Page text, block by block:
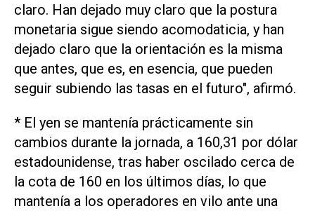
claro. Han dejado muy claro que ⁠la postura
monetaria sigue siendo acomodaticia, y han
dejado claro que la orientación es la misma
que antes, que es, en esencia, que pueden
seguir subiendo las tasas en el futuro", afirmó.
* El yen se mantenía prácticamente sin
cambios durante la jornada, a 160,31 por dólar
estadounidense, tras haber oscilado cerca de
la cota de 160 en los últimos días, lo que
mantenía ‌a los operadores en vilo ante una